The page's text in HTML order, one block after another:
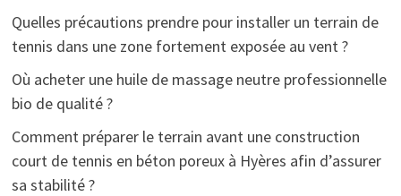
Quelles précautions prendre pour installer un terrain de
tennis dans une zone fortement exposée au vent ?
Où acheter une huile de massage neutre professionnelle
bio de qualité ?
Comment préparer le terrain avant une construction
court de tennis en béton poreux à Hyères afin d’assurer
sa stabilité ?